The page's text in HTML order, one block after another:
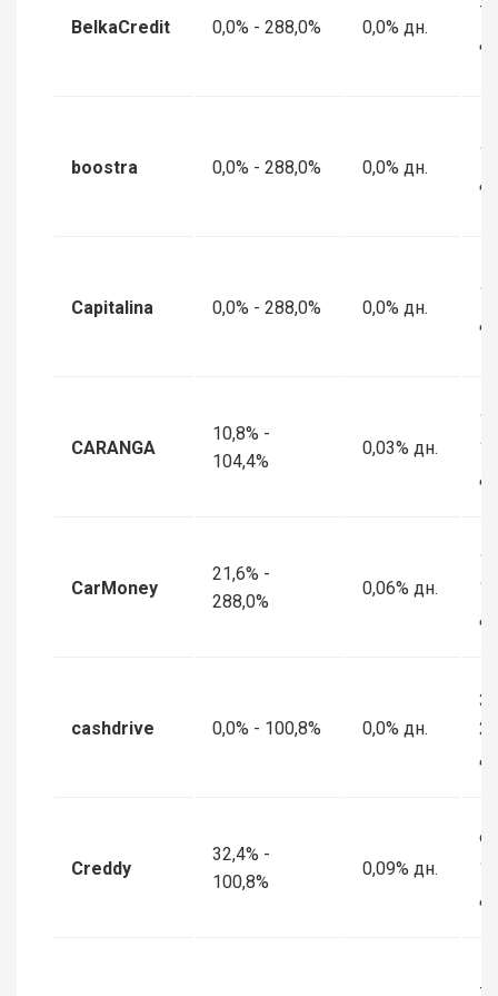
BelkaCredit 0,0% - 288,0% 0,0% дн.
7
boostra 0,0% - 288,0% 0,0% дн.
1
Capitalina 0,0% - 288,0% 0,0% дн.
CARANGA
10,8% -
104,4%
0,03% дн.
CarMoney
21,6% -
288,0%
0,06% дн.
1
cashdrive 0,0% - 100,8% 0,0% дн.
Creddy
32,4% -
100,8%
0,09% дн.